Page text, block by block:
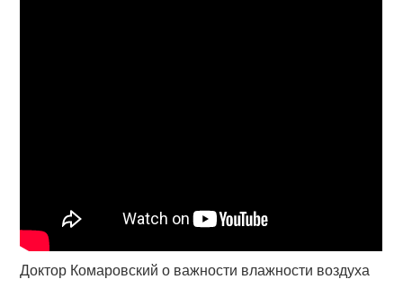
Доктор Комаровский о важности влажности воздуха